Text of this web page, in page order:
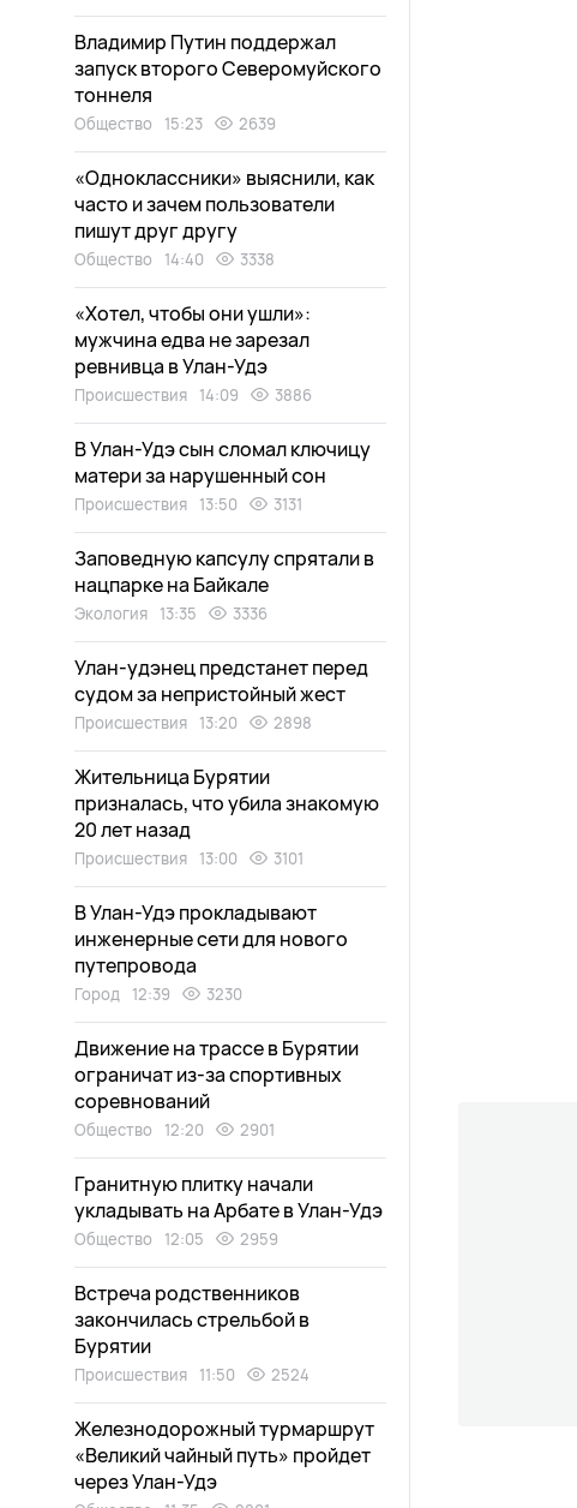
Владимир Путин поддержал
запуск второго Северомуйского
тоннеля
Общество 15:23 2639
«Одноклассники» выяснили, как
часто и зачем пользователи
пишут друг другу
Общество 14:40 3338
«Хотел, чтобы они ушли»:
мужчина едва не зарезал
ревнивца в Улан-Удэ
Происшествия 14:09 3886
В Улан-Удэ сын сломал ключицу
матери за нарушенный сон
Происшествия 13:50 3131
Заповедную капсулу спрятали в
нацпарке на Байкале
Экология 13:35 3336
Улан-удэнец предстанет перед
судом за непристойный жест
Происшествия 13:20 2898
Жительница Бурятии
призналась, что убила знакомую
20 лет назад
Происшествия 13:00 3101
В Улан-Удэ прокладывают
инженерные сети для нового
путепровода
Город 12:39 3230
Движение на трассе в Бурятии
ограничат из-за спортивных
соревнований
Общество 12:20 2901
Гранитную плитку начали
укладывать на Арбате в Улан-Удэ
Общество 12:05 2959
Встреча родственников
закончилась стрельбой в
Бурятии
Происшествия 11:50 2524
Железнодорожный турмаршрут
«Великий чайный путь» пройдет
через Улан-Удэ